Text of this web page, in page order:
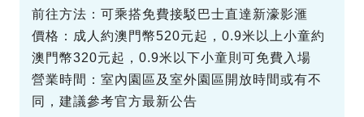
前往方法：可乘搭免費接駁巴士直達新濠影滙
價格：成人約澳門幣520元起，0.9米以上小童約
澳門幣320元起，0.9米以下小童則可免費入場
營業時間：室內園區及室外園區開放時間或有不
同，建議參考官方最新公告